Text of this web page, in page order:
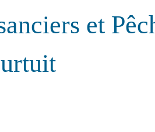
et